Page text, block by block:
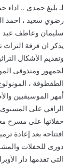
لـ بليغ حمدى ..
رضوي سعيد ، احمد
سليمان وعاطف عبد
يذكر ان فرقة
وتقديم الأشكال
لجمهور ومتذوقى
الطقطوقة ،
أمهر الموسيقيين
الراقي على
افتتاحه بعد إعادة
دورى للحفلات
التى تقدمها دار